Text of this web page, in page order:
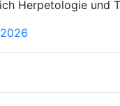
Herpetologie und